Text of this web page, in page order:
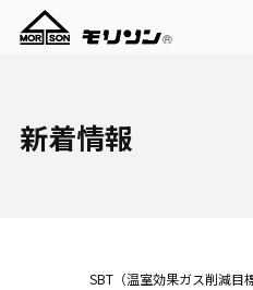
新着情報
SBT（温室効果ガス削減目